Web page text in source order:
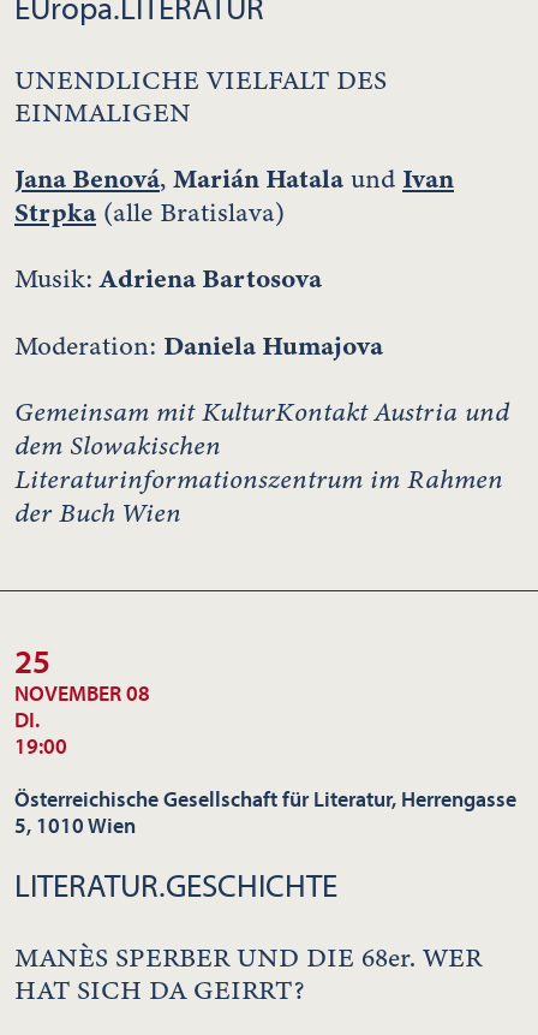
UNENDLICHE VIELFALT DES
EINMALIGEN
Jana Benová, Marián Hatala und Ivan
Strpka (alle Bratislava)
Musik:Adriena Bartosova
Moderation: Daniela Humajova
Gemeinsam mit KulturKontakt Austria und
dem Slowakischen
Literaturinformationszentrum im Rahmen
der Buch Wien
25
NOVEMBER 08
DI.
19:00
Österreichische Gesellschaft für Literatur, Herrengasse
5, 1010 Wien
LITERATUR.GESCHICHTE
MANÈS SPERBER UND DIE 68er. WER
HAT SICH DA GEIRRT?